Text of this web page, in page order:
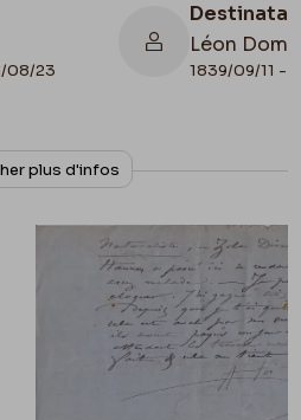
08/23
Léon
1839/09/11 -
Collationnage
Autographe
Bibliothèque royale de
des Manuscrits
plus d'infos